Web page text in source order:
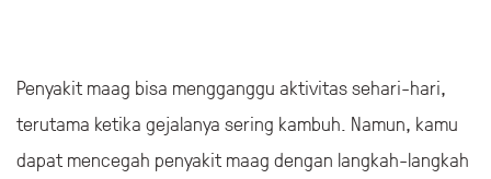
Penyakit maag bisa mengganggu aktivitas sehari-hari,
terutama ketika gejalanya sering kambuh. Namun, kamu
dapat mencegah penyakit maag dengan langkah-langkah